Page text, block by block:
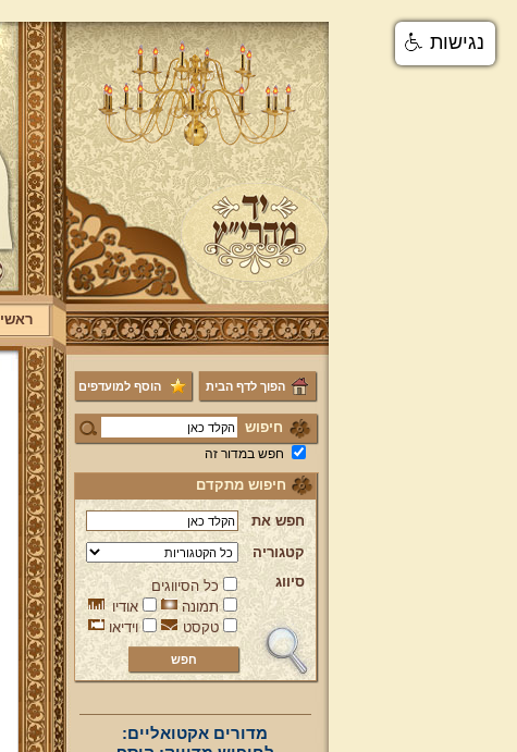
ראשי
הפוך לדף הבית הוסף למועדפים
חיפוש
חפש במדור זה
חיפוש מתקדם
חפש את
קטגוריה
סיווג
כל הסיווגים
תמונה
אודיו
טקסט
וידיאו
מדורים אקטואליים:
נגישות